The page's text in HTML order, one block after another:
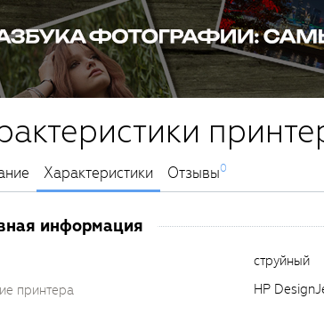
Характеристики Отзывы0
информация
струйный
принтера
HP